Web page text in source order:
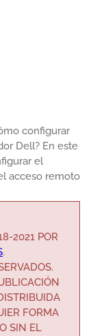
configurar
Dell? En este
el
acceso remoto
2021 POR
.
FORMA
SIN EL